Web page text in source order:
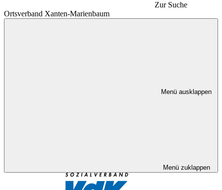
Zur Suche
Ortsverband Xanten-Marienbaum
Menü ausklappen
Menü zuklappen